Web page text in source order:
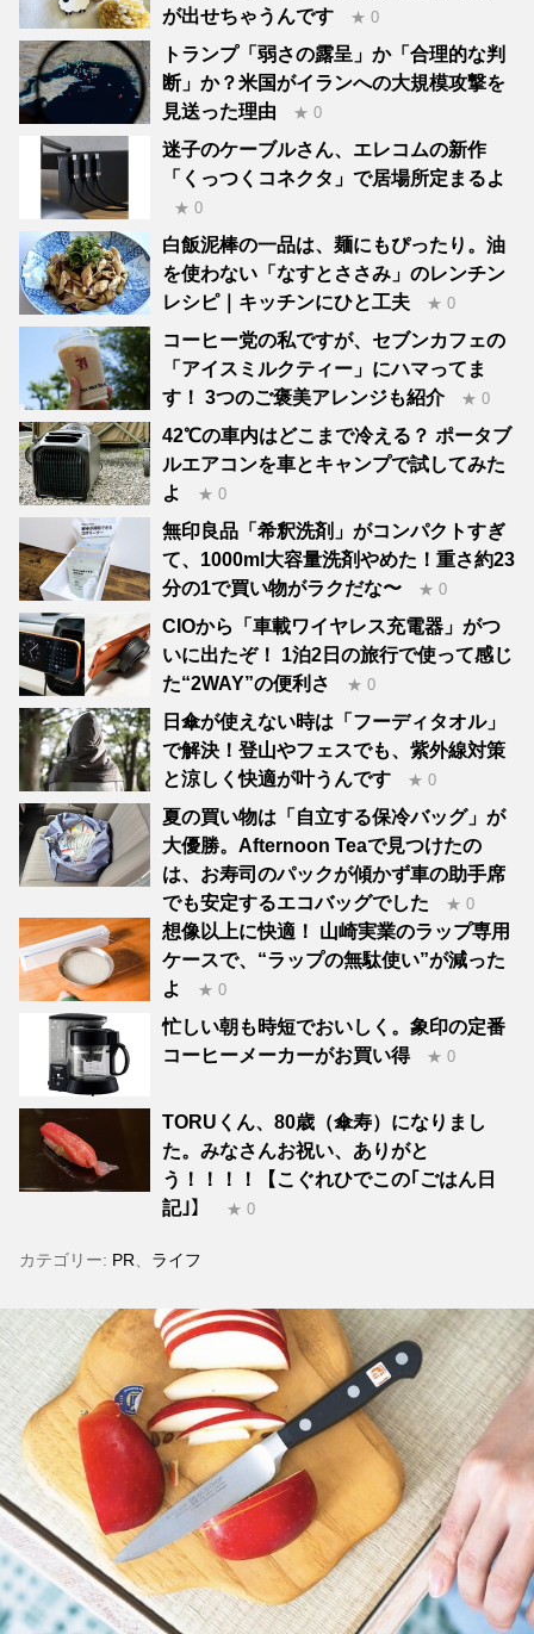
が出せちゃうんです
★ 0
トランプ「弱さの露呈」か「合理的な判
断」か？米国がイランへの大規模攻撃を
見送った理由
★ 0
迷子のケーブルさん、エレコムの新作
「くっつくコネクタ」で居場所定まるよ
★ 0
白飯泥棒の一品は、麺にもぴったり。油
を使わない「なすとささみ」のレンチン
レシピ｜キッチンにひと工夫
★ 0
コーヒー党の私ですが、セブンカフェの
「アイスミルクティー」にハマってま
す！ 3つのご褒美アレンジも紹介
★ 0
42℃の車内はどこまで冷える？ ポータブ
ルエアコンを車とキャンプで試してみた
よ
★ 0
無印良品「希釈洗剤」がコンパクトすぎ
て、1000ml大容量洗剤やめた！重さ約23
分の1で買い物がラクだな〜
★ 0
CIOから「車載ワイヤレス充電器」がつ
いに出たぞ！ 1泊2日の旅行で使って感じ
た“2WAY”の便利さ
★ 0
日傘が使えない時は「フーディタオル」
で解決！登山やフェスでも、紫外線対策
と涼しく快適が叶うんです
★ 0
夏の買い物は「自立する保冷バッグ」が
大優勝。Afternoon Teaで見つけたの
は、お寿司のパックが傾かず車の助手席
でも安定するエコバッグでした
★ 0
想像以上に快適！ 山崎実業のラップ専用
ケースで、“ラップの無駄使い”が減った
よ
★ 0
忙しい朝も時短でおいしく。象印の定番
コーヒーメーカーがお買い得
★ 0
TORUくん、80歳（傘寿）になりまし
た。みなさんお祝い、ありがと
う！！！！【こぐれひでこの｢ごはん日
記｣】
★ 0
カテゴリー: PR ライフ